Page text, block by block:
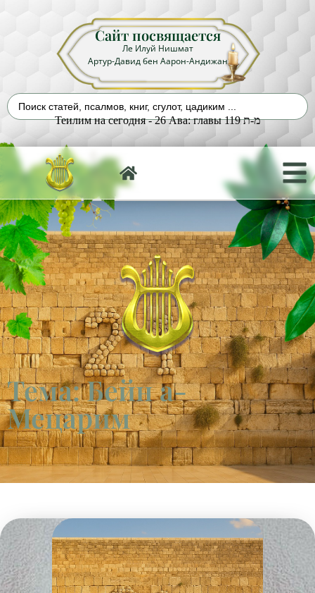
Сайт посвящается
Ле Илуй Нишмат
Артур-Давид бен Аарон-Андижан
Теилим на сегодня - 26 Ава: главы 119 מ-ת
Тема: Бейн а-
Мецарим